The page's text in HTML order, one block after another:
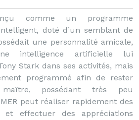
comme un programme
doté d’un semblant de
une personnalité amicale,
intelligence artificielle lui
Stark dans ses activités, mais
programmé afin de rester
possédant très peu
peut réaliser rapidement des
et effectuer des appréciations